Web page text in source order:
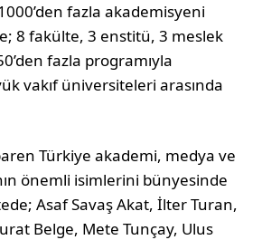
fazla akademisyeni
8 fakülte, 3 enstitü, 3 meslek
fazla programıyla
vakıf üniversiteleri arasında
Türkiye akademi, medya ve
önemli isimlerini bünyesinde
Asaf Savaş Akat, İlter Turan,
Belge, Mete Tunçay, Ulus